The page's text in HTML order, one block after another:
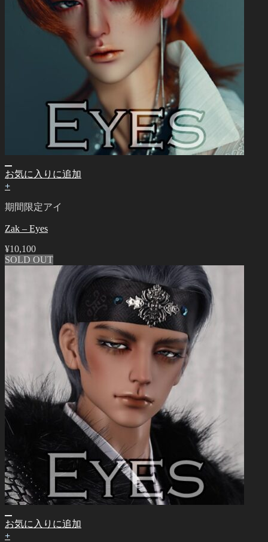
お気に入りに追加
+
期間限定アイ
Zak – Eyes
¥10,100
SOLD OUT
お気に入りに追加
+